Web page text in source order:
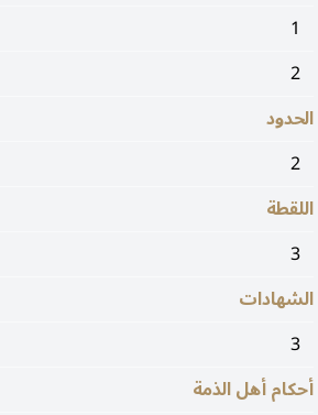
1
2
الحدود
2
اللقطة
3
الشهادات
3
أحكام أهل الذمة
هذه الصفحة في الكتاب